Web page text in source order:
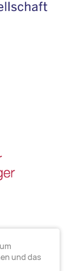
und das